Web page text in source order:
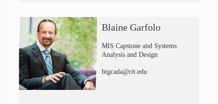
Blaine Garfolo
MIS Capstone and Systems
Analysis and Design
btgcada@rit.edu